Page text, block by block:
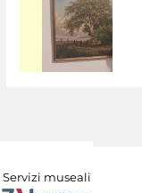
Servizi museali